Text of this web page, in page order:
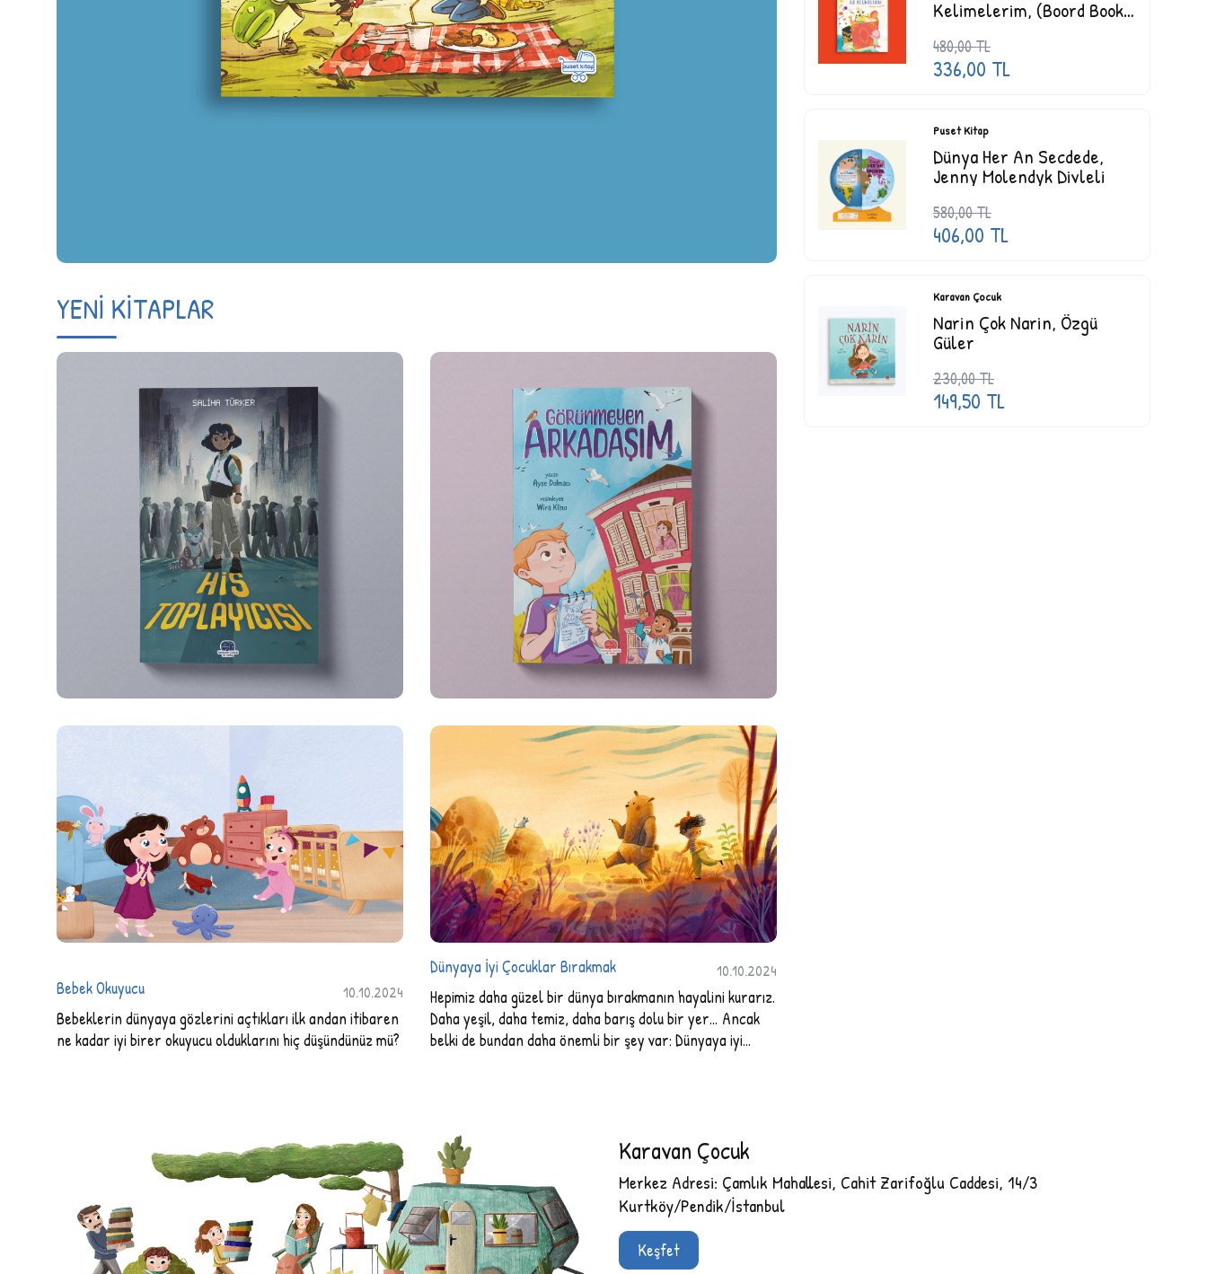
YENİ KİTAPLAR
Kelimelerim, (Boord Book)
480,00TL
336,00 TL
Puset Kitap
Dünya Her An Secdede,
Jenny Molendyk Divleli
580,00TL
406,00 TL
Karavan Çocuk
Narin Çok Narin, Özgü
Güler
230,00TL
149,50 TL
Bebek Okuyucu 10.10.2024
Bebeklerin dünyaya gözlerini açtıkları ilk andan itibaren
ne kadar iyi birer okuyucu olduklarını hiç düşündünüz mü?
Dünyaya İyi Çocuklar Bırakmak 10.10.2024
Hepimiz daha güzel bir dünya bırakmanın hayalini kurarız.
Daha yeşil, daha temiz, daha barış dolu bir yer… Ancak
belki de bundan daha önemli bir şey var: Dünyaya iyi
Karavan Çocuk
Merkez Adresi: Çamlık Mahallesi, Cahit Zarifoğlu Caddesi, 14/3
Kurtköy/Pendik/İstanbul
Keşfet